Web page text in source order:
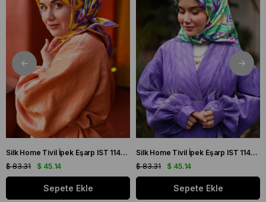
Silk Home Tivil İpek Eşarp IST 11427 - 22 Sarı, Mor, Turuncu, Yeşil
$ 45.14
$ 83.31
Sepete Ekle
Silk Home Tivil İpek Eşarp IST 11427 - 15 Mor, Pembe, Yeşil, Sarı
$ 45.14
$ 83.31
Sepete Ekle